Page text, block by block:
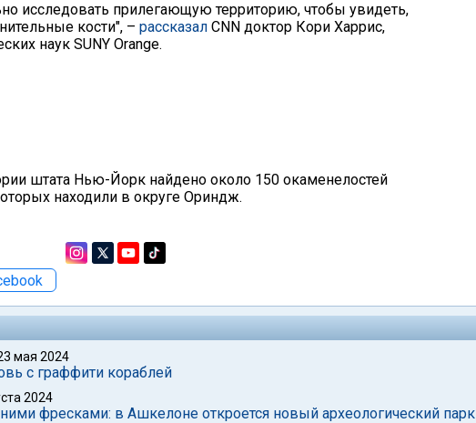
исследовать прилегающую территорию, чтобы увидеть,
кости", – рассказал CNN доктор Кори Харрис,
наук SUNY Orange.
штата Нью-Йорк найдено около 150 окаменелостей
находили в округе Ориндж.
мая 2024
с граффити кораблей
2024
фресками: в Ашкелоне откроется новый археологический парк